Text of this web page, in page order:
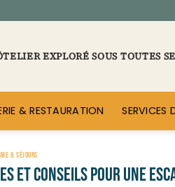
EXPLORÉ SOUS TOUTES
& RESTAURATION SERVICES
& SÉJOURS
et conseils pour une